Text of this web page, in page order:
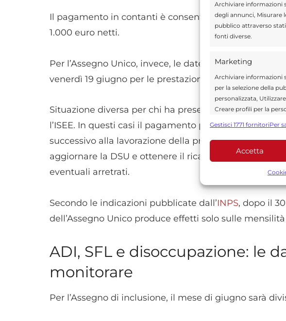
Archiviare informazioni
degli annunci, Misurare
pubblico attraverso
fonti diverse.
Marketing
Archiviare informazioni
per la selezione della
personalizzata,
Creare profili per la
Utilizzare dati limitati
Funzionalità
Abbinare e combinare
Utilizzare dati di
Garantire la
Gestisci 1771 fornitoriPer
Accetta
Il pagamento in contanti è consentito soltanto per
1.000 euro netti.
Per l’Assegno Unico, invece, le date indicate dal
venerdì 19 giugno per le prestazioni già attive e
Situazione diversa per chi ha presentato una nuova
l’ISEE. In questi casi il pagamento può slittare
successivo alla lavorazione della pratica. Giugno
aggiornare la DSU e ottenere il ricalcolo degli importi
eventuali arretrati.
Secondo le indicazioni pubblicate dall’INPS, dopo il
dell’Assegno Unico produce effetti solo sulle mensilità
ADI, SFL e disoccupazione: le
monitorare
Per l’Assegno di inclusione, il mese di giugno sarà